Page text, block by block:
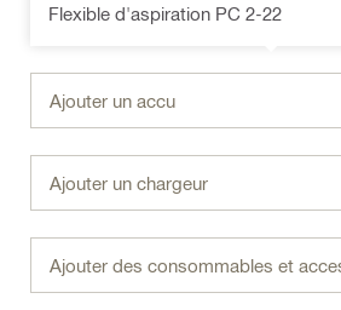
Flexible d'aspiration PC 2-22
Ajouter un accu
Ajouter un chargeur
Ajouter des consommables et